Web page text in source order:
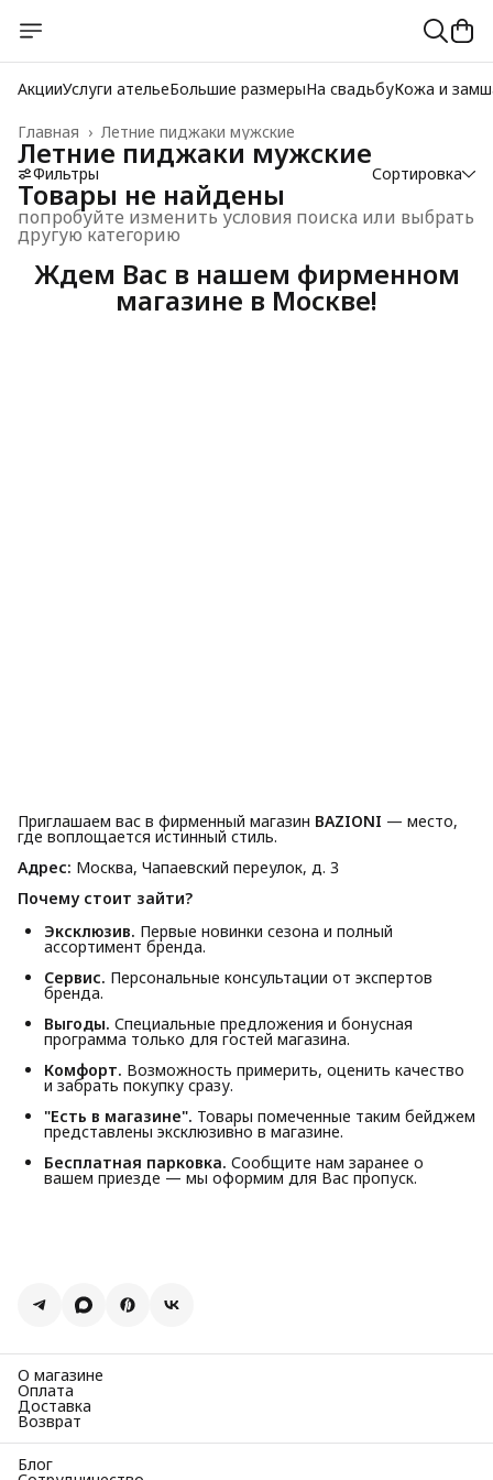
АкцииУслуги ательеБольшие размерыНа свадьбуКожа и
Летние пиджаки мужские
Главная ›
Летние пиджаки мужские
Фильтры Сортировка
Товары не найдены
попробуйте изменить условия поиска или выбрать
другую категорию
Ждем Вас в нашем фирменном
магазине в Москве!
Приглашаем вас в фирменный магазин BAZIONI — место,
где воплощается истинный стиль.
Адрес: Москва, Чапаевский переулок, д. 3
Почему стоит зайти?
Эксклюзив. Первые новинки сезона и полный
ассортимент бренда.
Сервис. Персональные консультации от экспертов
бренда.
Выгоды. Специальные предложения и бонусная
программа только для гостей магазина.
Комфорт. Возможность примерить, оценить качество
и забрать покупку сразу.
"Есть в магазине". Товары помеченные таким бейджем
представлены эксклюзивно в магазине.
Бесплатная парковка. Сообщите нам заранее о
вашем приезде — мы оформим для Вас пропуск.
О магазине
Оплата
Доставка
Возврат
Блог